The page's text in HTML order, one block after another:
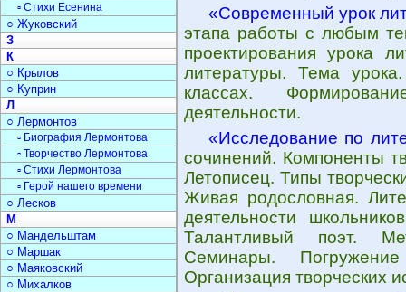
«Современный урок
этапа работы с любым
проектирования урока
литературы. Тема
классах.
деятельности.
«Исследование по
сочинений. Компоненты
Летописец. Типы
Живая родословная.
деятельности
Талантливый поэт.
Семинары.
Организация творческих
▫ Стихи Есенина
○ Жуковский
З
К
○ Крылов
○ Куприн
Л
○ Лермонтов
▫ Биография Лермонтова
▫ Творчество Лермонтова
▫ Стихи Лермонтова
▫ Герой нашего времени
○ Лесков
М
○ Мандельштам
○ Маршак
○ Маяковский
○ Михалков